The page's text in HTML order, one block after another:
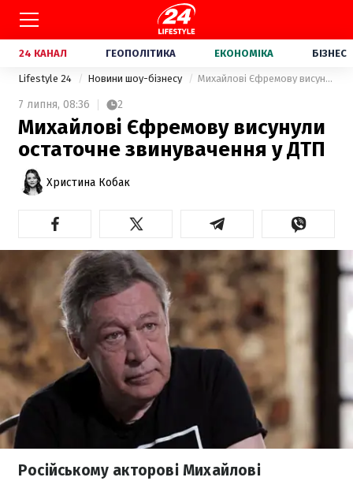
24 КАНАЛ ГЕОПОЛІТИКА ЕКОНОМІКА БІЗНЕС
Lifestyle 24 Новини шоу-бізнесу Михайлові Єфремову висунули остаточне звинувачення у ДТП
7 липня, 08:36 2
Михайлові Єфремову висунули
остаточне звинувачення у ДТП
Христина Кобак
Російському акторові Михайлові